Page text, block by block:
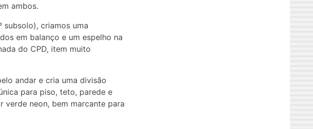
ambos.
subsolo), criamos uma
em balanço e um espelho na
do CPD, item muito
andar e cria uma divisão
para piso, teto, parede e
verde neon, bem marcante para